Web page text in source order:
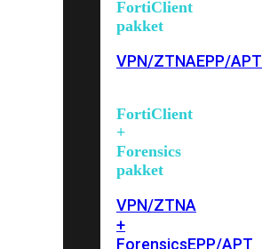
FortiClient
pakket
VPN/ZTNAEPP/APT
FortiClient
+
Forensics
pakket
VPN/ZTNA
+
ForensicsEPP/APT